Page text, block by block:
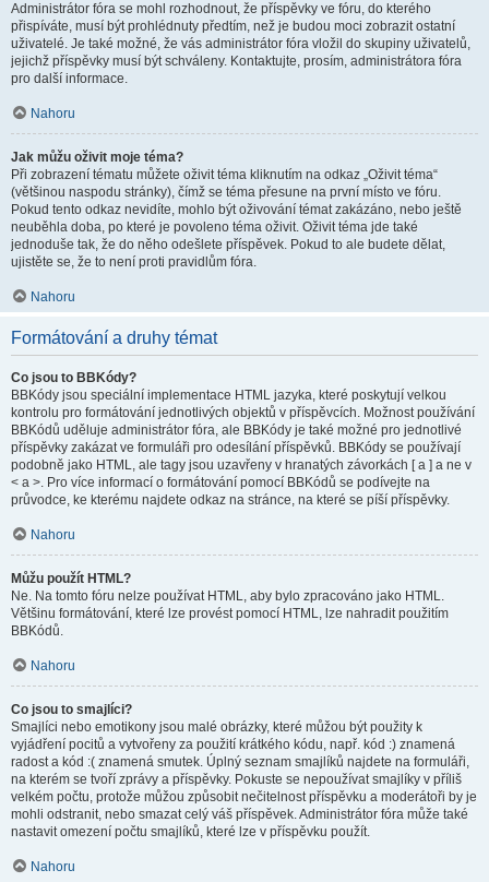
Administrátor fóra se mohl rozhodnout, že příspěvky ve fóru, do kterého
přispíváte, musí být prohlédnuty předtím, než je budou moci zobrazit ostatní
uživatelé. Je také možné, že vás administrátor fóra vložil do skupiny uživatelů,
jejichž příspěvky musí být schváleny. Kontaktujte, prosím, administrátora fóra
pro další informace.
Nahoru
Jak můžu oživit moje téma?
Při zobrazení tématu můžete oživit téma kliknutím na odkaz „Oživit téma“
(většinou naspodu stránky), čímž se téma přesune na první místo ve fóru.
Pokud tento odkaz nevidíte, mohlo být oživování témat zakázáno, nebo ještě
neuběhla doba, po které je povoleno téma oživit. Oživit téma jde také
jednoduše tak, že do něho odešlete příspěvek. Pokud to ale budete dělat,
ujistěte se, že to není proti pravidlům fóra.
Nahoru
Formátování a druhy témat
Co jsou to BBKódy?
BBKódy jsou speciální implementace HTML jazyka, které poskytují velkou
kontrolu pro formátování jednotlivých objektů v příspěvcích. Možnost používání
BBKódů uděluje administrátor fóra, ale BBKódy je také možné pro jednotlivé
příspěvky zakázat ve formuláři pro odesílání příspěvků. BBKódy se používají
podobně jako HTML, ale tagy jsou uzavřeny v hranatých závorkách [ a ] a ne v
< a >. Pro více informací o formátování pomocí BBKódů se podívejte na
průvodce, ke kterému najdete odkaz na stránce, na které se píší příspěvky.
Nahoru
Můžu použít HTML?
Ne. Na tomto fóru nelze používat HTML, aby bylo zpracováno jako HTML.
Většinu formátování, které lze provést pomocí HTML, lze nahradit použitím
BBKódů.
Nahoru
Co jsou to smajlíci?
Smajlíci nebo emotikony jsou malé obrázky, které můžou být použity k
vyjádření pocitů a vytvořeny za použití krátkého kódu, např. kód :) znamená
radost a kód :( znamená smutek. Úplný seznam smajlíků najdete na formuláři,
na kterém se tvoří zprávy a příspěvky. Pokuste se nepoužívat smajlíky v příliš
velkém počtu, protože můžou způsobit nečitelnost příspěvku a moderátoři by je
mohli odstranit, nebo smazat celý váš příspěvek. Administrátor fóra může také
nastavit omezení počtu smajlíků, které lze v příspěvku použít.
Nahoru